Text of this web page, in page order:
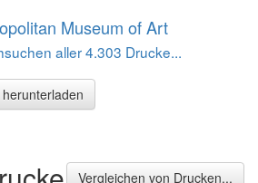
Museum of Art
aller 4.303 Drucke...
herunterladen
Vergleichen von Drucken...